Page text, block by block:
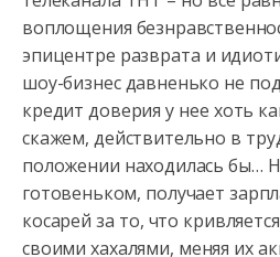
воплощения
эпицентре разврата и
шоу-бизнес давненько не
кредит доверия у нее хоть
скажем, действительно в
положении находилась бы…
готовеньком, получает
косарей за то, что
своими хахалями, меняя их